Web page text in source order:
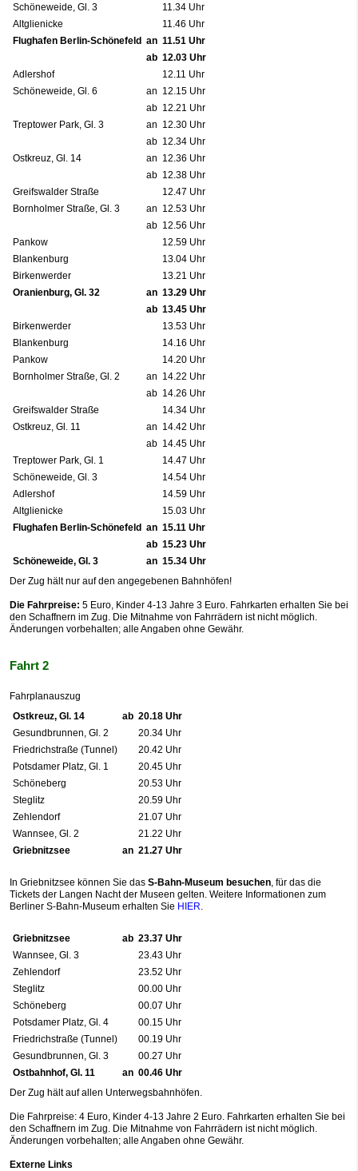
Schöneweide, Gl. 3
11.34 Uhr
Altglienicke
11.46 Uhr
Flughafen Berlin-Schönefeld an 11.51 Uhr
ab 12.03 Uhr
Adlershof
12.11 Uhr
Schöneweide, Gl. 6
an 12.15 Uhr
ab 12.21 Uhr
Treptower Park, Gl. 3
an 12.30 Uhr
ab 12.34 Uhr
Ostkreuz, Gl. 14
an 12.36 Uhr
ab 12.38 Uhr
Greifswalder Straße
12.47 Uhr
Bornholmer Straße, Gl. 3
an 12.53 Uhr
ab 12.56 Uhr
Pankow
12.59 Uhr
Blankenburg
13.04 Uhr
Birkenwerder
13.21 Uhr
Oranienburg, Gl. 32
an 13.29 Uhr
ab 13.45 Uhr
Birkenwerder
13.53 Uhr
Blankenburg
14.16 Uhr
Pankow
14.20 Uhr
Bornholmer Straße, Gl. 2
an 14.22 Uhr
ab 14.26 Uhr
Greifswalder Straße
14.34 Uhr
Ostkreuz, Gl. 11
an 14.42 Uhr
ab 14.45 Uhr
Treptower Park, Gl. 1
14.47 Uhr
Schöneweide, Gl. 3
14.54 Uhr
Adlershof
14.59 Uhr
Altglienicke
15.03 Uhr
Flughafen Berlin-Schönefeld an 15.11 Uhr
ab 15.23 Uhr
Schöneweide, Gl. 3
an 15.34 Uhr
Der Zug hält nur auf den angegebenen Bahnhöfen!
Die Fahrpreise: 5 Euro, Kinder 4-13 Jahre 3 Euro. Fahrkarten erhalten Sie bei
den Schaffnern im Zug. Die Mitnahme von Fahrrädern ist nicht möglich.
Änderungen vorbehalten; alle Angaben ohne Gewähr.
Fahrt 2
Fahrplanauszug
Ostkreuz, Gl. 14
ab 20.18 Uhr
Gesundbrunnen, Gl. 2
20.34 Uhr
Friedrichstraße (Tunnel)
20.42 Uhr
Potsdamer Platz, Gl. 1
20.45 Uhr
Schöneberg
20.53 Uhr
Steglitz
20.59 Uhr
Zehlendorf
21.07 Uhr
Wannsee, Gl. 2
21.22 Uhr
Griebnitzsee
an 21.27 Uhr
In Griebnitzsee können Sie das S-Bahn-Museum besuchen, für das die
Tickets der Langen Nacht der Museen gelten. Weitere Informationen zum
Berliner S-Bahn-Museum erhalten Sie HIER.
Griebnitzsee ab 23.37 Uhr
Wannsee, Gl. 3
23.43 Uhr
Zehlendorf
23.52 Uhr
Steglitz
00.00 Uhr
Schöneberg
00.07 Uhr
Potsdamer Platz, Gl. 4
00.15 Uhr
Friedrichstraße (Tunnel)
00.19 Uhr
Gesundbrunnen, Gl. 3
00.27 Uhr
Ostbahnhof, Gl. 11
an 00.46 Uhr
Der Zug hält auf allen Unterwegsbahnhöfen.
Die Fahrpreise: 4 Euro, Kinder 4-13 Jahre 2 Euro. Fahrkarten erhalten Sie bei
den Schaffnern im Zug. Die Mitnahme von Fahrrädern ist nicht möglich.
Änderungen vorbehalten; alle Angaben ohne Gewähr.
Externe Links